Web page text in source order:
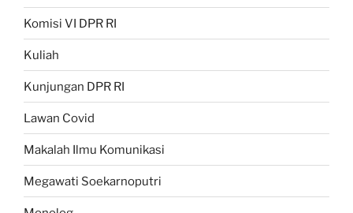
Komisi VI DPR RI
Kuliah
Kunjungan DPR RI
Lawan Covid
Makalah Ilmu Komunikasi
Megawati Soekarnoputri